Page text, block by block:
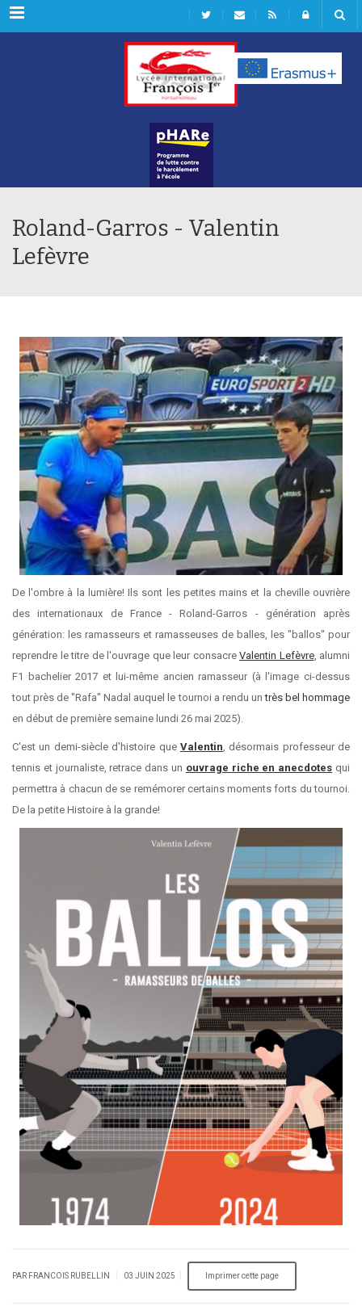
Rubriques
Roland-Garros - Valentin
Lefèvre
De l'ombre à la lumière! Ils sont les petites mains et la cheville ouvrière
des internationaux de France - Roland-Garros - génération après
génération: les ramasseurs et ramasseuses de balles, les "ballos" pour
reprendre le titre de l'ouvrage que leur consacre Valentin Lefèvre, alumni
F1 bachelier 2017 et lui-même ancien ramasseur (à l'image ci-dessus
tout près de "Rafa" Nadal auquel le tournoi a rendu untrès bel hommage
en début de première semaine lundi 26 mai 2025).
C'est un demi-siècle d'histoire que Valentin, désormais professeur de
tennis et journaliste, retrace dans un ouvrage riche en anecdotes qui
permettra à chacun de se remémorer certains moments forts du tournoi.
De la petite Histoire à la grande!
PAR FRANCOIS RUBELLIN 03 JUIN 2025